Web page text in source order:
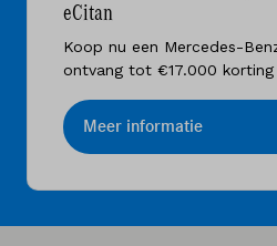
eCitan
Koop nu een Mercedes-
ontvang tot €17.000 korting
Meer informatie